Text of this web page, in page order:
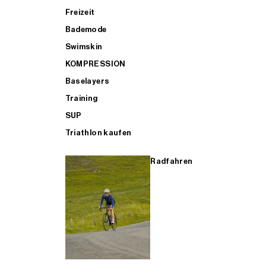
Freizeit
Bademode
Swimskin
KOMPRESSION
Baselayers
Training
SUP
Triathlon kaufen
Radfahren